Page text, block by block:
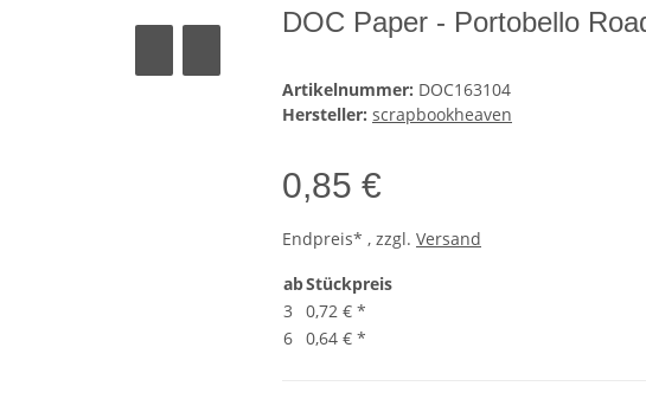
DOC Paper - Portobello
Artikelnummer: DOC163104
Hersteller: scrapbookheaven
0,85 €
Endpreis* , zzgl. Versand
abStückpreis
3
0,72 € *
6 0,64 € *